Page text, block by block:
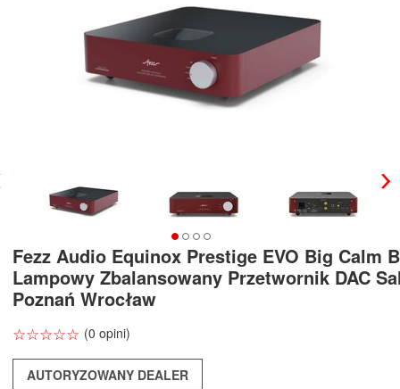
Fezz Audio Equinox Prestige EVO Big Calm
Lampowy Zbalansowany Przetwornik DAC
Poznań Wrocław
☆☆☆☆☆
★★★★★ (0 opini)
AUTORYZOWANY DEALER